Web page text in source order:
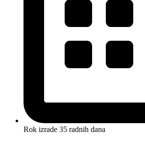
Rok izrade 35 radnih dana